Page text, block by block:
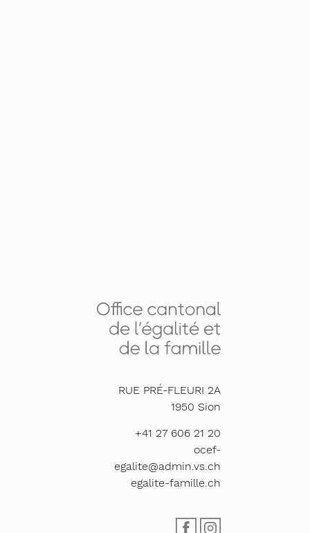
RUE PRÉ-FLEURI 2A
1950 Sion
+41 27 606 21 20
ocef-
egalite@admin.vs.ch
egalite-famille.ch